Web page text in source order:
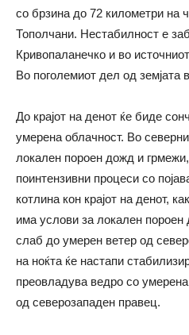
со брзина до 72 километри на
Тополчани. Нестабилност е
Кривопаланечко и во
Во поголемиот дел од земјата
До крајот на денот ќе биде
умерена облачност. Во
локален пороен дожд и
поинтензивни процеси со
котлина кон крајот на денот,
има услови за локален
слаб до умерен ветер од
на ноќта ќе настапи
преовладува ведро со
од северозападен правец.